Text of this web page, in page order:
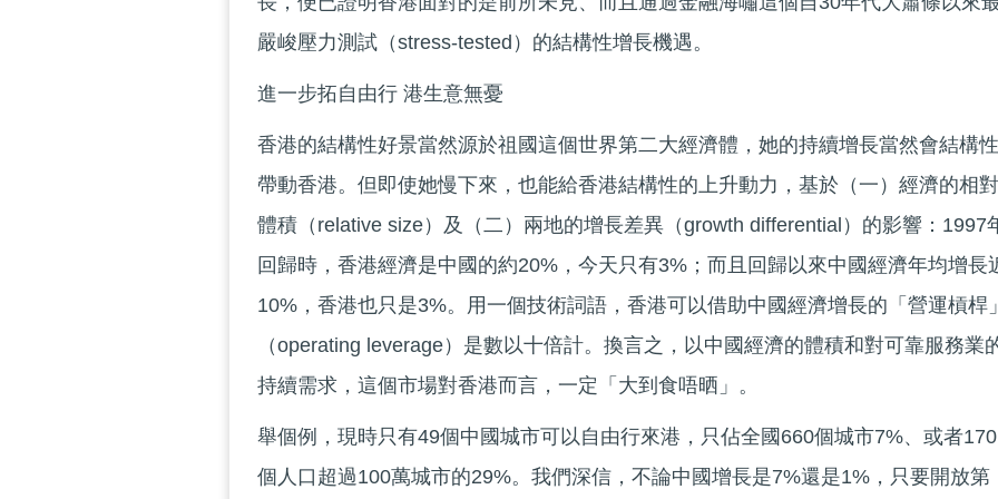
嚴峻壓力測試（stress-tested）的結構性增長機遇。
進一步拓自由行 港生意無憂
香港的結構性好景當然源於祖國這個世界第二大經濟體，她的持續增長當然會結構性
帶動香港。但即使她慢下來，也能給香港結構性的上升動力，基於（一）經濟的相對
體積（relative size）及（二）兩地的增長差異（growth differential）的影響：1997
回歸時，香港經濟是中國的約20%，今天只有3%；而且回歸以來中國經濟年均增長
10%，香港也只是3%。用一個技術詞語，香港可以借助中國經濟增長的「營運槓桿」
（operating leverage）是數以十倍計。換言之，以中國經濟的體積和對可靠服務業
持續需求，這個市場對香港而言，一定「大到食唔晒」。
舉個例，現時只有49個中國城市可以自由行來港，只佔全國660個城市7%、或者170
個人口超過100萬城市的29%。我們深信，不論中國增長是7%還是1%，只要開放第